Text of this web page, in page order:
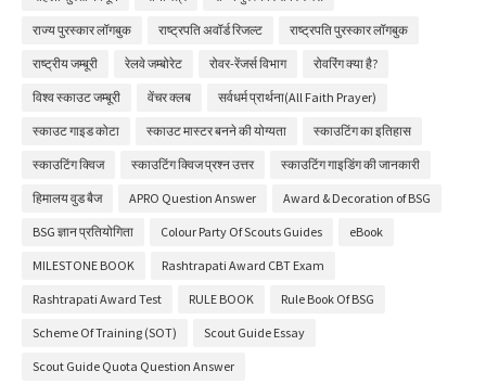
राज्य पुरस्कार लॉगबुक राष्ट्रपति अवॉर्ड रिजल्ट राष्ट्रपति पुरस्कार लॉगबुक
राष्ट्रीय जम्बूरी रेलवे जम्बोरेट रोवर-रेंजर्स विभाग रोवरिंग क्या है?
विश्व स्काउट जम्बूरी वेंचर क्लब सर्वधर्म प्रार्थना(All Faith Prayer)
स्काउट गाइड कोटा स्काउट मास्टर बनने की योग्यता स्काउटिंग का इतिहास
स्काउटिंग क्विज स्काउटिंग क्विज प्रश्न उत्तर स्काउटिंग गाइडिंग की जानकारी
हिमालय वुड बैज APRO Question Answer Award & Decoration of BSG
BSG ज्ञान प्रतियोगिता Colour Party Of Scouts Guides eBook
MILESTONE BOOK Rashtrapati Award CBT Exam
Rashtrapati Award Test RULE BOOK Rule Book Of BSG
Scheme Of Training (SOT) Scout Guide Essay
Scout Guide Quota Question Answer